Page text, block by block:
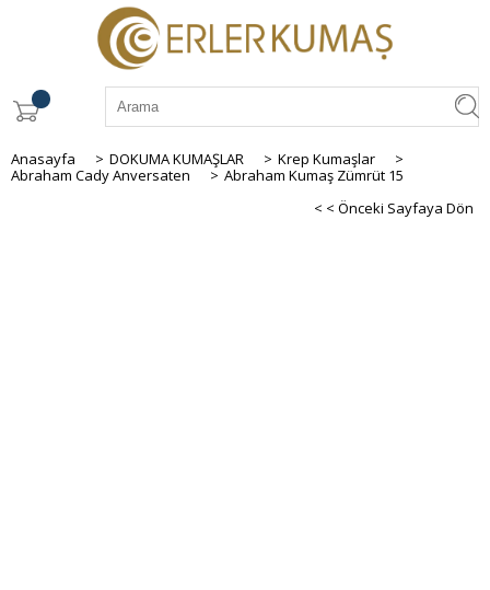
Anasayfa > DOKUMA KUMAŞLAR > Krep Kumaşlar
>
Abraham Cady Anversaten
> Abraham Kumaş Zümrüt 15
< < Önceki Sayfaya Dön